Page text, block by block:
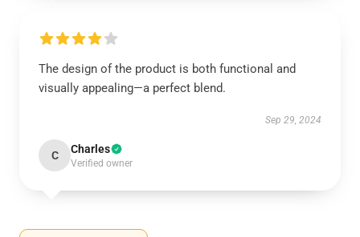
The design of the product is both functional and
visually appealing—a perfect blend.
Sep 29, 2024
C Charles
Verified owner